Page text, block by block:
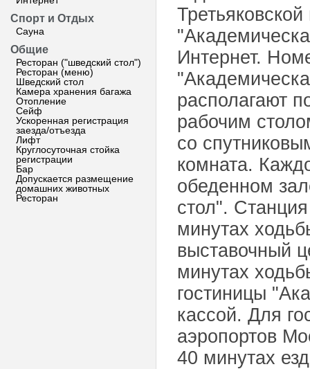
Спорт и Отдых
Сауна
Общие
Ресторан ("шведский стол")
Ресторан (меню)
Шведский стол
Камера хранения багажа
Отопление
Сейф
Ускоренная регистрация
заезда/отъезда
Лифт
Круглосуточная стойка
регистрации
Бар
Допускается размещение
домашних животных
Ресторан
Интернет.
располагают
рабочим
со
комната.
обеденном
стол".
минутах
выставочный
минутах
гостиницы
кассой. Для
аэропортов
40 минутах